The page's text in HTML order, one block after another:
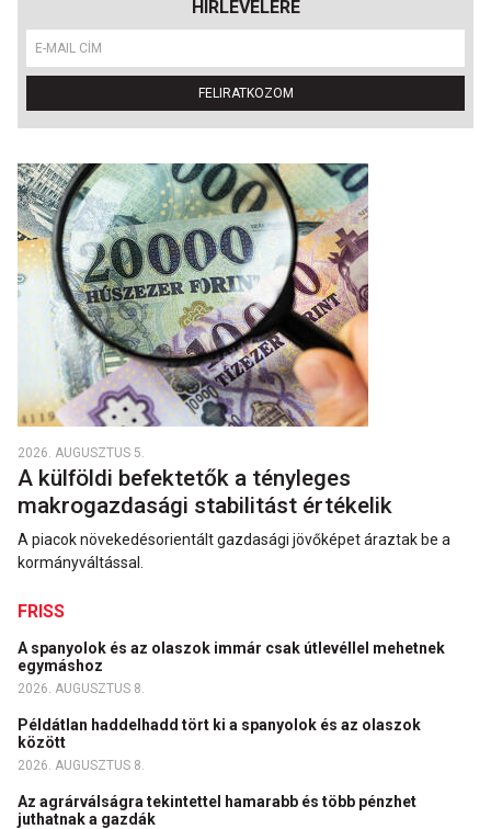
HÍRLEVELÉRE
FELIRATKOZOM
2026. AUGUSZTUS 5.
A külföldi befektetők a tényleges
makrogazdasági stabilitást értékelik
A piacok növekedésorientált gazdasági jövőképet áraztak be a
kormányváltással.
FRISS
A spanyolok és az olaszok immár csak útlevéllel mehetnek
egymáshoz
2026. AUGUSZTUS 8.
Példátlan haddelhadd tört ki a spanyolok és az olaszok
között
2026. AUGUSZTUS 8.
Az agrárválságra tekintettel hamarabb és több pénzhet
juthatnak a gazdák